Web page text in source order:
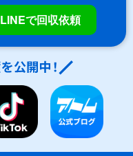
LINEで回収依頼